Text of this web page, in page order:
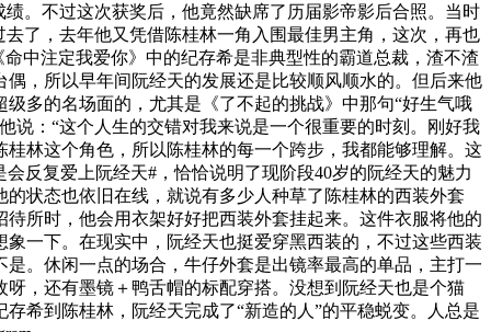
。不过这次获奖后，他竟然缺席了历届影帝影后合照。当时
了，去年他又凭借陈桂林一角入围最佳男主角，这次，再也
中注定我爱你》中的纪存希是非典型性的霸道总裁，渣不渣
，所以早年间阮经天的发展还是比较顺风顺水的。但后来他
多的名场面的，尤其是《了不起的挑战》中那句“好生气哦
说：“这个人生的交错对我来说是一个很重要的时刻。刚好我
林这个角色，所以陈桂林的每一个跨步，我都能够理解。这
反复爱上阮经天#，恰恰说明了现阶段40岁的阮经天的魅力
状态也依旧在线，就说有多少人种草了陈桂林的西装外套
所时，他会用衣架好好把西装外套挂起来。这件衣服将他的
一下。在现实中，阮经天也挺爱穿黑西装的，不过这些西装
。休闲一点的场合，牛仔外套是出镜率最高的单品，主打一
，还有墨镜＋鸭舌帽的标配穿搭。没想到阮经天也是个猫
希到陈桂林，阮经天完成了“新造的人”的平稳蜕变。人总是